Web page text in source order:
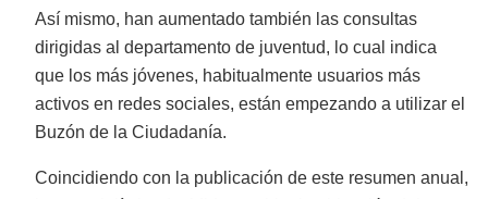
Así mismo, han aumentado también las consultas
dirigidas al departamento de juventud, lo cual indica
que los más jóvenes, habitualmente usuarios más
activos en redes sociales, están empezando a utilizar el
Buzón de la Ciudadanía.
Coincidiendo con la publicación de este resumen anual,